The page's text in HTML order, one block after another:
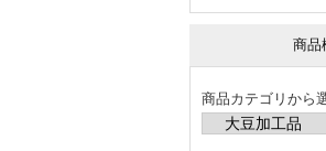
商品
商品カテゴリから